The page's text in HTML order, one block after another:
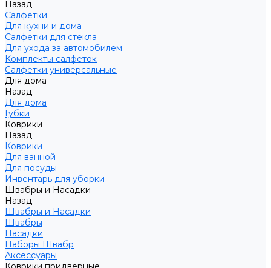
Назад
Салфетки
Для кухни и дома
Салфетки для стекла
Для ухода за автомобилем
Комплекты салфеток
Салфетки универсальные
Для дома
Назад
Для дома
Губки
Коврики
Назад
Коврики
Для ванной
Для посуды
Инвентарь для уборки
Швабры и Насадки
Назад
Швабры и Насадки
Швабры
Насадки
Наборы Швабр
Аксессуары